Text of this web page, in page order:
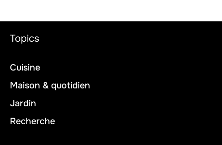
Topics
Cuisine
Maison & quotidien
Jardin
Recherche